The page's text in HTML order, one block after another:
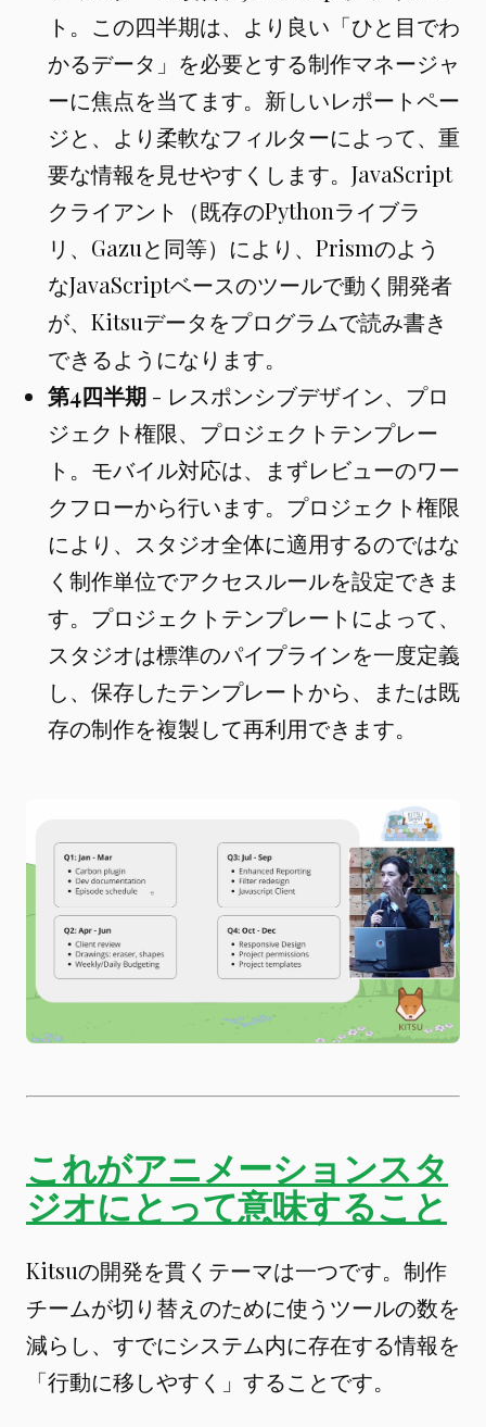
ト。この四半期は、より良い「ひと目でわ
かるデータ」を必要とする制作マネージャ
ーに焦点を当てます。新しいレポートペー
ジと、より柔軟なフィルターによって、重
要な情報を見せやすくします。JavaScript
クライアント（既存のPythonライブラ
リ、Gazuと同等）により、Prismのよう
なJavaScriptベースのツールで動く開発者
が、Kitsuデータをプログラムで読み書き
できるようになります。
第4四半期 - レスポンシブデザイン、プロ
ジェクト権限、プロジェクトテンプレー
ト。モバイル対応は、まずレビューのワー
クフローから行います。プロジェクト権限
により、スタジオ全体に適用するのではな
く制作単位でアクセスルールを設定できま
す。プロジェクトテンプレートによって、
スタジオは標準のパイプラインを一度定義
し、保存したテンプレートから、または既
存の制作を複製して再利用できます。
これがアニメーションスタ
ジオにとって意味すること
Kitsuの開発を貫くテーマは一つです。制作
チームが切り替えのために使うツールの数を
減らし、すでにシステム内に存在する情報を
「行動に移しやすく」することです。